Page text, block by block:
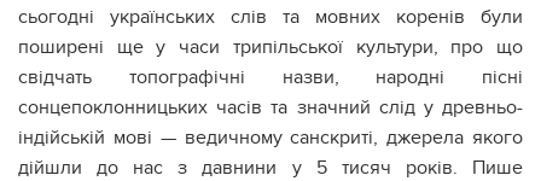
сьогодні українських слів та мовних коренів були
поширені ще у часи трипільської культури, про що
свідчать топографічні назви, народні пісні
сонцепоклонницьких часів та значний слід у древньо-
індійській мові — ведичному санскриті, джерела якого
дійшли до нас з давнини у 5 тисяч років. Пише